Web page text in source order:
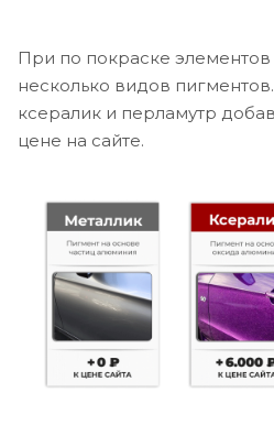
При по покраске
несколько видов
ксералик и перламутр
цене на сайте.